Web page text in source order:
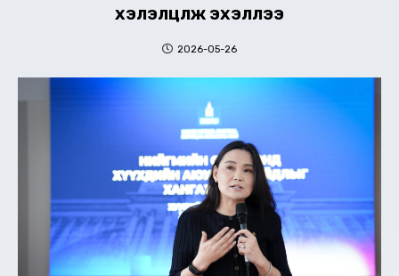
хэлэлцүүлж эхэллээ
2026-05-26